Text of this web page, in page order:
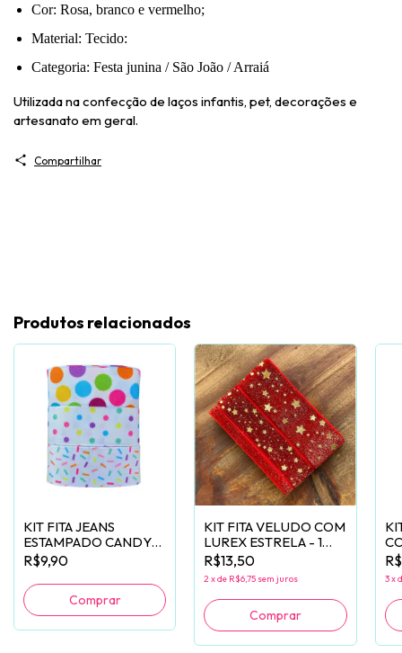
Cor: Rosa, branco e vermelho;
Material: Tecido:
Categoria: Festa junina / São João / Arraiá
Utilizada na confecção de laços infantis, pet, decorações e
artesanato em geral.
Compartilhar
Produtos relacionados
KIT FITA JEANS
ESTAMPADO CANDY
SINIMBU 38MM - 1
METRO DE CADA
R$9,90
KIT FITA VELUDO COM
LUREX ESTRELA - 1
METRO DE CADA
R$13,50
2 xde R$6,75 sem juros 3x